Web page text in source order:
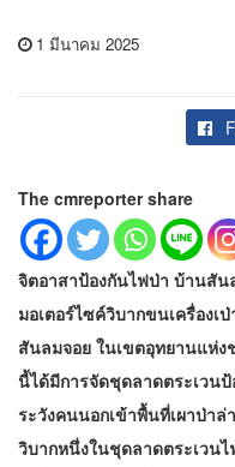
1 มีนาคม 2025
The cmreporter share
จิตอาสาป้องกันไฟป่า บ้านสัน
มอเตอร์ไซค์วิบากขนเครื่อง
สันลมจอย ในเขตอุทยานแห่
นี้ได้มีการจัดชุดลาดตระเวน
ระวังคนนอกเข้าพื้นที่เผาป่า
วิบากหนึ่งในชุดลาดตระเวน